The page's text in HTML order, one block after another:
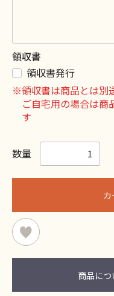
領収書
領収書発行
※領収書は商品とは別
ご自宅用の場合は商
す
数量
カ
商品に